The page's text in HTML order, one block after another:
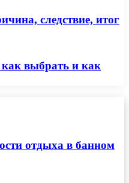
следствие, итог
выбрать и как
отдыха в банном